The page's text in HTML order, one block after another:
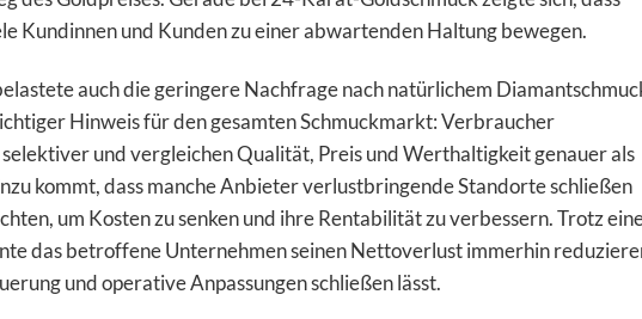
Kundinnen und Kunden zu einer abwartenden Haltung bewegen.
auch die geringere Nachfrage nach natürlichem
Hinweis für den gesamten Schmuckmarkt: Verbraucher
und vergleichen Qualität, Preis und Werthaltigkeit genauer als
kommt, dass manche Anbieter verlustbringende Standorte schließen
um Kosten zu senken und ihre Rentabilität zu verbessern. Trotz
das betroffene Unternehmen seinen Nettoverlust immerhin
und operative Anpassungen schließen lässt.